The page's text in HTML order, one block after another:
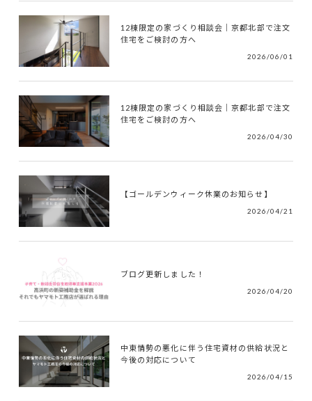
12棟限定の家づくり相談会｜京都北部で注文
住宅をご検討の方へ
2026/06/01
12棟限定の家づくり相談会｜京都北部で注文
住宅をご検討の方へ
2026/04/30
【ゴールデンウィーク休業のお知らせ】
2026/04/21
ブログ更新しました！
2026/04/20
中東情勢の悪化に伴う住宅資材の供給状況と
今後の対応について
2026/04/15